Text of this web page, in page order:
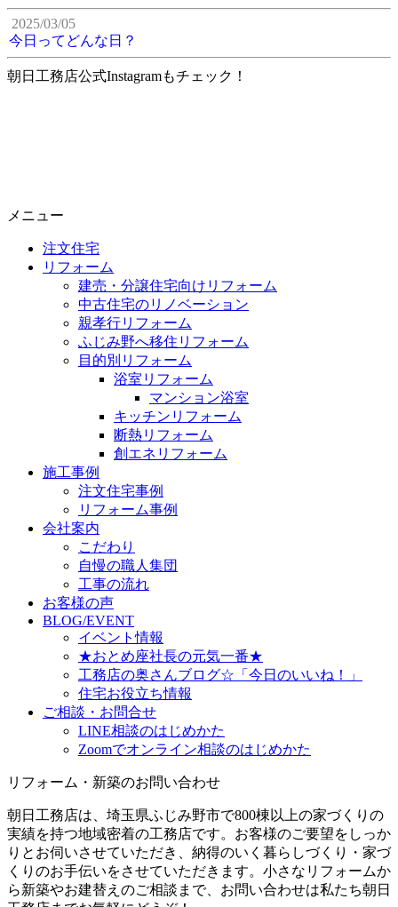
2025/03/05
今日ってどんな日？
朝日工務店公式Instagramもチェック！
メニュー
注文住宅
リフォーム
建売・分譲住宅向けリフォーム
中古住宅のリノベーション
親孝行リフォーム
ふじみ野へ移住リフォーム
目的別リフォーム
浴室リフォーム
マンション浴室
キッチンリフォーム
断熱リフォーム
創エネリフォーム
施工事例
注文住宅事例
リフォーム事例
会社案内
こだわり
自慢の職人集団
工事の流れ
お客様の声
BLOG/EVENT
イベント情報
★おとめ座社長の元気一番★
工務店の奥さんブログ☆「今日のいいね！」
住宅お役立ち情報
ご相談・お問合せ
LINE相談のはじめかた
Zoomでオンライン相談のはじめかた
リフォーム・新築のお問い合わせ
朝日工務店は、埼玉県ふじみ野市で800棟以上の家づくりの
実績を持つ地域密着の工務店です。お客様のご要望をしっか
りとお伺いさせていただき、納得のいく暮らしづくり・家づ
くりのお手伝いをさせていただきます。小さなリフォームか
ら新築やお建替えのご相談まで、お問い合わせは私たち朝日